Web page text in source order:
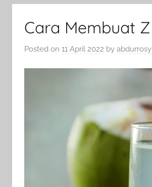
Cara Membuat
Posted on 11 April 2022 by